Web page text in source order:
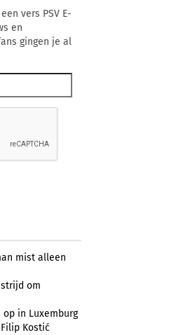
vers PSV E-
en
gingen je al
mist alleen
om
in Luxemburg
Kostić